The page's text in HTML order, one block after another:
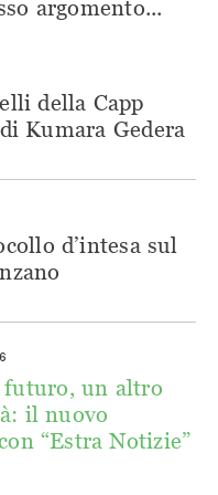
argomento...
della Capp
Kumara Gedera
d’intesa sul
futuro, un altro
il nuovo
“Estra Notizie”